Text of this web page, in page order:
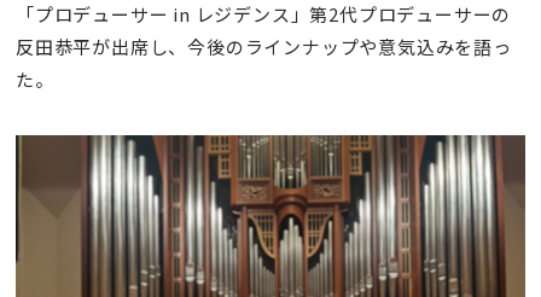
「プロデューサー in レジデンス」第2代プロデューサーの
反田恭平が出席し、今後のラインナップや意気込みを語っ
た。